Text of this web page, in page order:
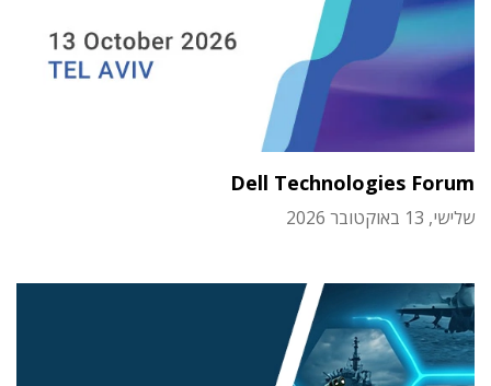
Dell Technologies Forum
שלישי, 13 באוקטובר 2026